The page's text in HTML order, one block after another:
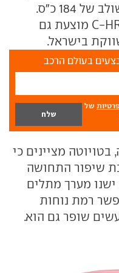
בנפח 2.0 ליטרים ובהספק משולב של 184 כ"ס.
יחידת ההנעה החדשה של ה-C-HR מוצעת גם
בישראל.
בעולם הרכב
של
מציינים כי
שיפור התחושה
ישנו מערך מתלים
רמת נוחות
שופר גם הוא.